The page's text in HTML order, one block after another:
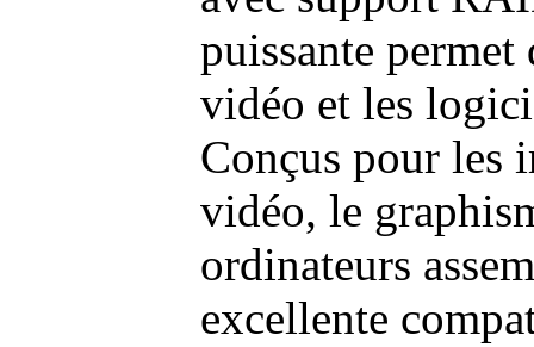
puissante permet
vidéo et les
Conçus pour les
vidéo, le
ordinateurs
excellente